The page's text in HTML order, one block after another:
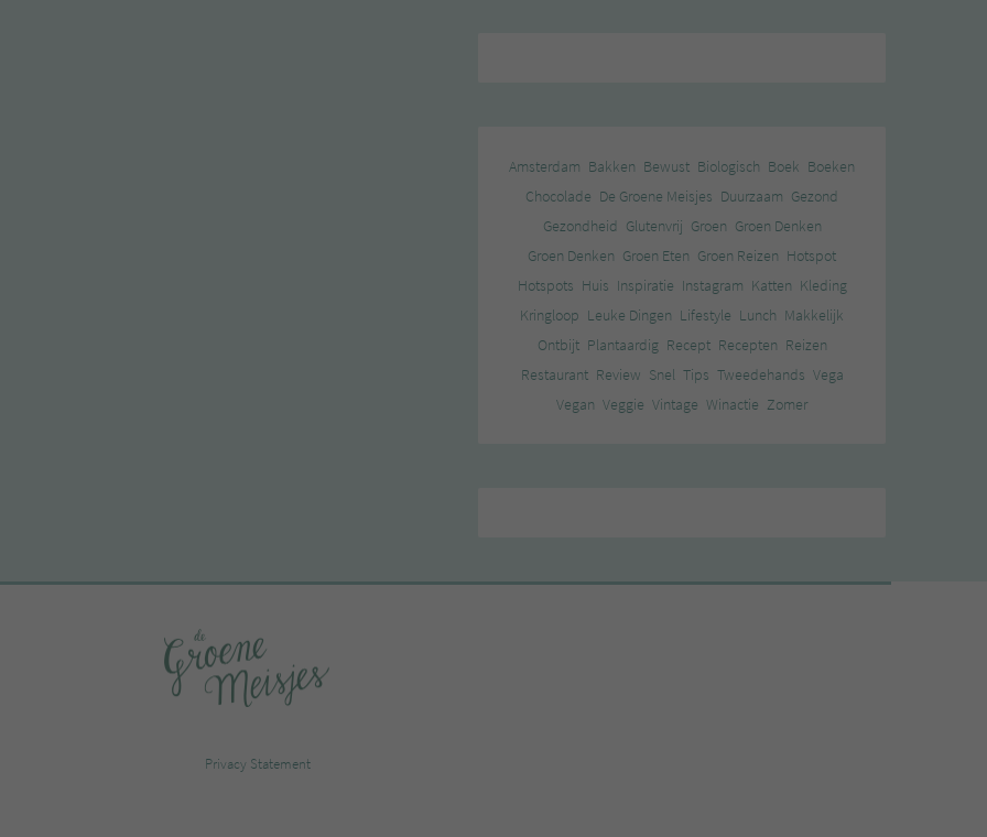
Amsterdam Bakken Bewust Biologisch Boek Boeken
Chocolade De Groene Meisjes Duurzaam Gezond
Gezondheid Glutenvrij Groen Groen Denken
Groen Denken Groen Eten Groen Reizen Hotspot
Hotspots Huis Inspiratie Instagram Katten Kleding
Kringloop Leuke Dingen Lifestyle Lunch Makkelijk
Ontbijt Plantaardig Recept Recepten Reizen
Restaurant Review Snel Tips Tweedehands Vega
Vegan Veggie Vintage Winactie Zomer
Privacy Statement